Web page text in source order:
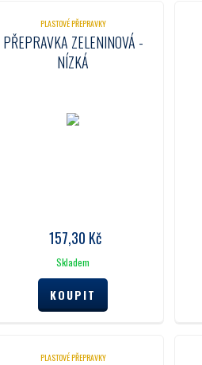
PLASTOVÉ PŘEPRAVKY
PŘEPRAVKA ZELENINOVÁ -
NÍZKÁ
157,30 Kč
Skladem
PLASTOVÉ PŘEPRAVKY